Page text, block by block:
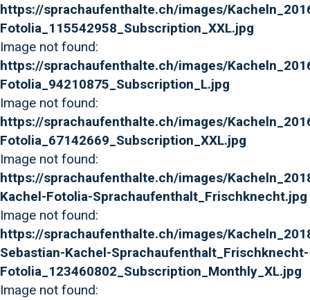
https://sprachaufenthalte.ch/images/
Fotolia_115542958_Subscription_XXL.jpg
Image not found:
https://sprachaufenthalte.ch/images/
Fotolia_94210875_Subscription_L.jpg
Image not found:
https://sprachaufenthalte.ch/images/
Fotolia_67142669_Subscription_XXL.jpg
Image not found:
https://sprachaufenthalte.ch/images/
Kachel-Fotolia-Sprachaufenthalt_Frischknecht.jpg
Image not found:
https://sprachaufenthalte.ch/images/
Sebastian-Kachel-Sprachaufenthalt_Frischknecht-
Fotolia_123460802_Subscription_Monthly_XL.jpg
Image not found: